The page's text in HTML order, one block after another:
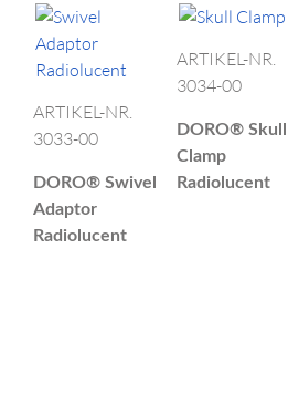
ARTIKEL-NR.
3033-00
DORO® Swivel
Adaptor
Radiolucent
ARTIKEL-NR.
3034-00
DORO® Skull
Clamp
Radiolucent